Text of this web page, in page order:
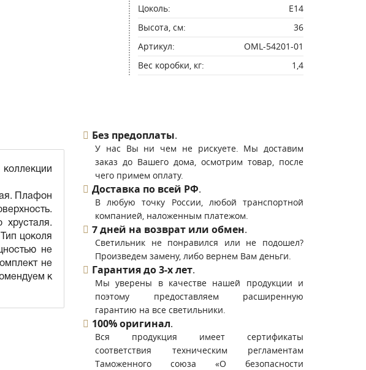
Цоколь:
E14
Высота, см:
36
Артикул:
OML-54201-01
Вес коробки, кг:
1,4
Плафон
цоколя
не
не
к
Без предоплаты.
У нас Вы ни чем не рискуете. Мы доставим
заказ до Вашего дома, осмотрим товар, после
чего примем оплату.
Доставка по всей РФ.
В любую точку России, любой транспортной
компанией, наложенным платежом.
7 дней на возврат или обмен.
Светильник не понравился или не подошел?
Произведем замену, либо вернем Вам деньги.
Гарантия до 3-х лет.
Мы уверены в качестве нашей продукции и
поэтому предоставляем расширенную
гарантию на все светильники.
100% оригинал.
Вся продукция имеет сертификаты
соответствия техническим регламентам
Таможенного союза «О безопасности